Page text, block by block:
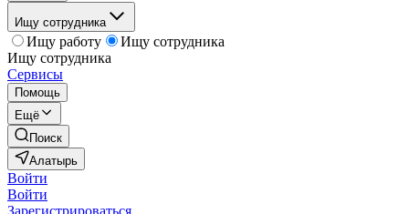
Ищу сотрудника
Ищу работу
Ищу сотрудника
Ищу сотрудника
Сервисы
Помощь
Ещё
Поиск
Алатырь
Войти
Войти
Зарегистрироваться